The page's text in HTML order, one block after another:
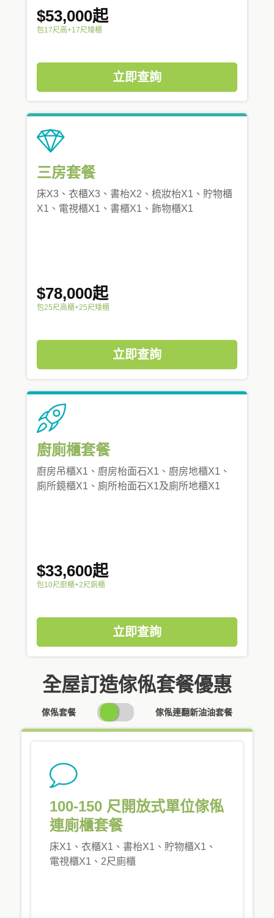
$53,000起
包17尺高+17尺矮櫃
立即查詢
三房套餐
床X3、衣櫃X3、書枱X2、梳妝枱X1、貯物櫃
X1、電視櫃X1、書櫃X1、飾物櫃X1
$78,000起
包25尺高櫃+25尺矮櫃
立即查詢
廚廁櫃套餐
廚房吊櫃X1、廚房枱面石X1、廚房地櫃X1、
廁所鏡櫃X1、廁所枱面石X1及廁所地櫃X1
$33,600起
包10尺廚櫃+2尺廁櫃
立即查詢
全屋訂造傢俬套餐優惠
傢俬套餐
SWITCH
PRICING
傢俬連翻新油油套餐
100-150 尺開放式單位傢俬
連廁櫃套餐
床X1、衣櫃X1、書枱X1、貯物櫃X1、
電視櫃X1、2尺廁櫃